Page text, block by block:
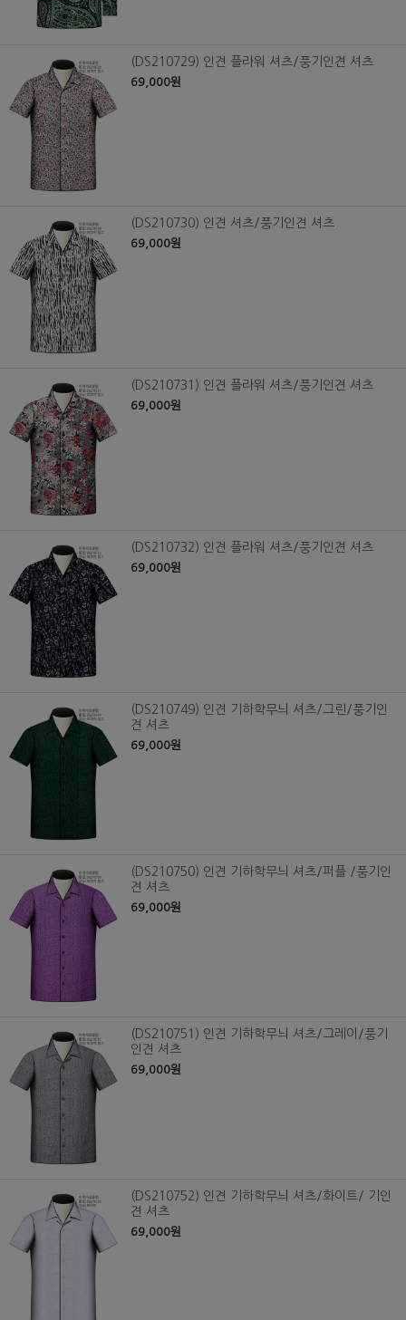
(DS210729) 인견 플라워 셔츠/풍기인견 셔츠
69,000원
(DS210730) 인견 셔츠/풍기인견 셔츠
69,000원
(DS210731) 인견 플라워 셔츠/풍기인견 셔츠
69,000원
(DS210732) 인견 플라워 셔츠/풍기인견 셔츠
69,000원
(DS210749) 인견 기하학무늬 셔츠/그린/풍기인
견 셔츠
69,000원
(DS210750) 인견 기하학무늬 셔츠/퍼플 /풍기인
견 셔츠
69,000원
(DS210751) 인견 기하학무늬 셔츠/그레이/풍기
인견 셔츠
69,000원
(DS210752) 인견 기하학무늬 셔츠/화이트/ 기인
견 셔츠
69,000원